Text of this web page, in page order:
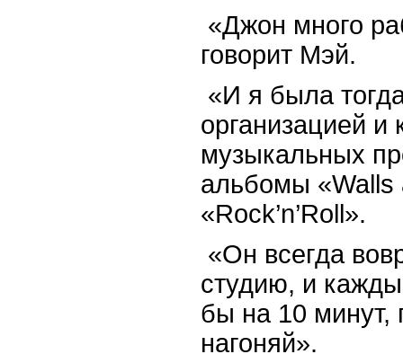
«Джон много
говорит Мэй.
«И я была
организацией и
музыкальных
альбомы «Walls
«Rock’n’Roll».
«Он всегда
студию, и
бы на 10 минут,
нагоняй».